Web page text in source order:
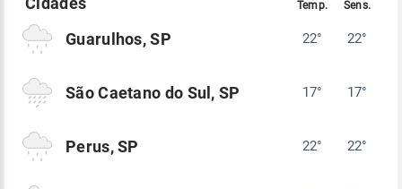
Guarulhos, SP 22° 22°
São Caetano do Sul, SP 17° 17°
Perus, SP 22° 22°